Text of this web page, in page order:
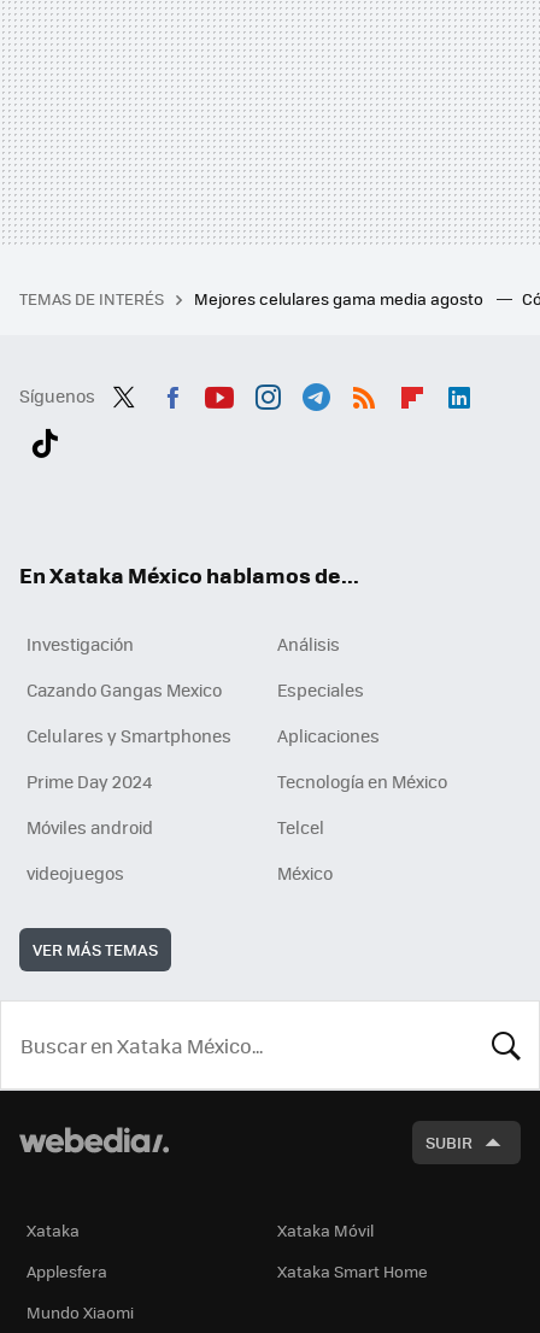
TEMAS DE INTERÉS Mejores celulares gama media agosto
Síguenos
En Xataka México hablamos de...
Investigación
Análisis
Cazando Gangas Mexico
Especiales
Celulares y Smartphones
Aplicaciones
Prime Day 2024
Tecnología en México
Móviles android
Telcel
videojuegos
México
VER MÁS TEMAS
SUBIR
Xataka
Xataka Móvil
Applesfera
Xataka Smart Home
Mundo Xiaomi